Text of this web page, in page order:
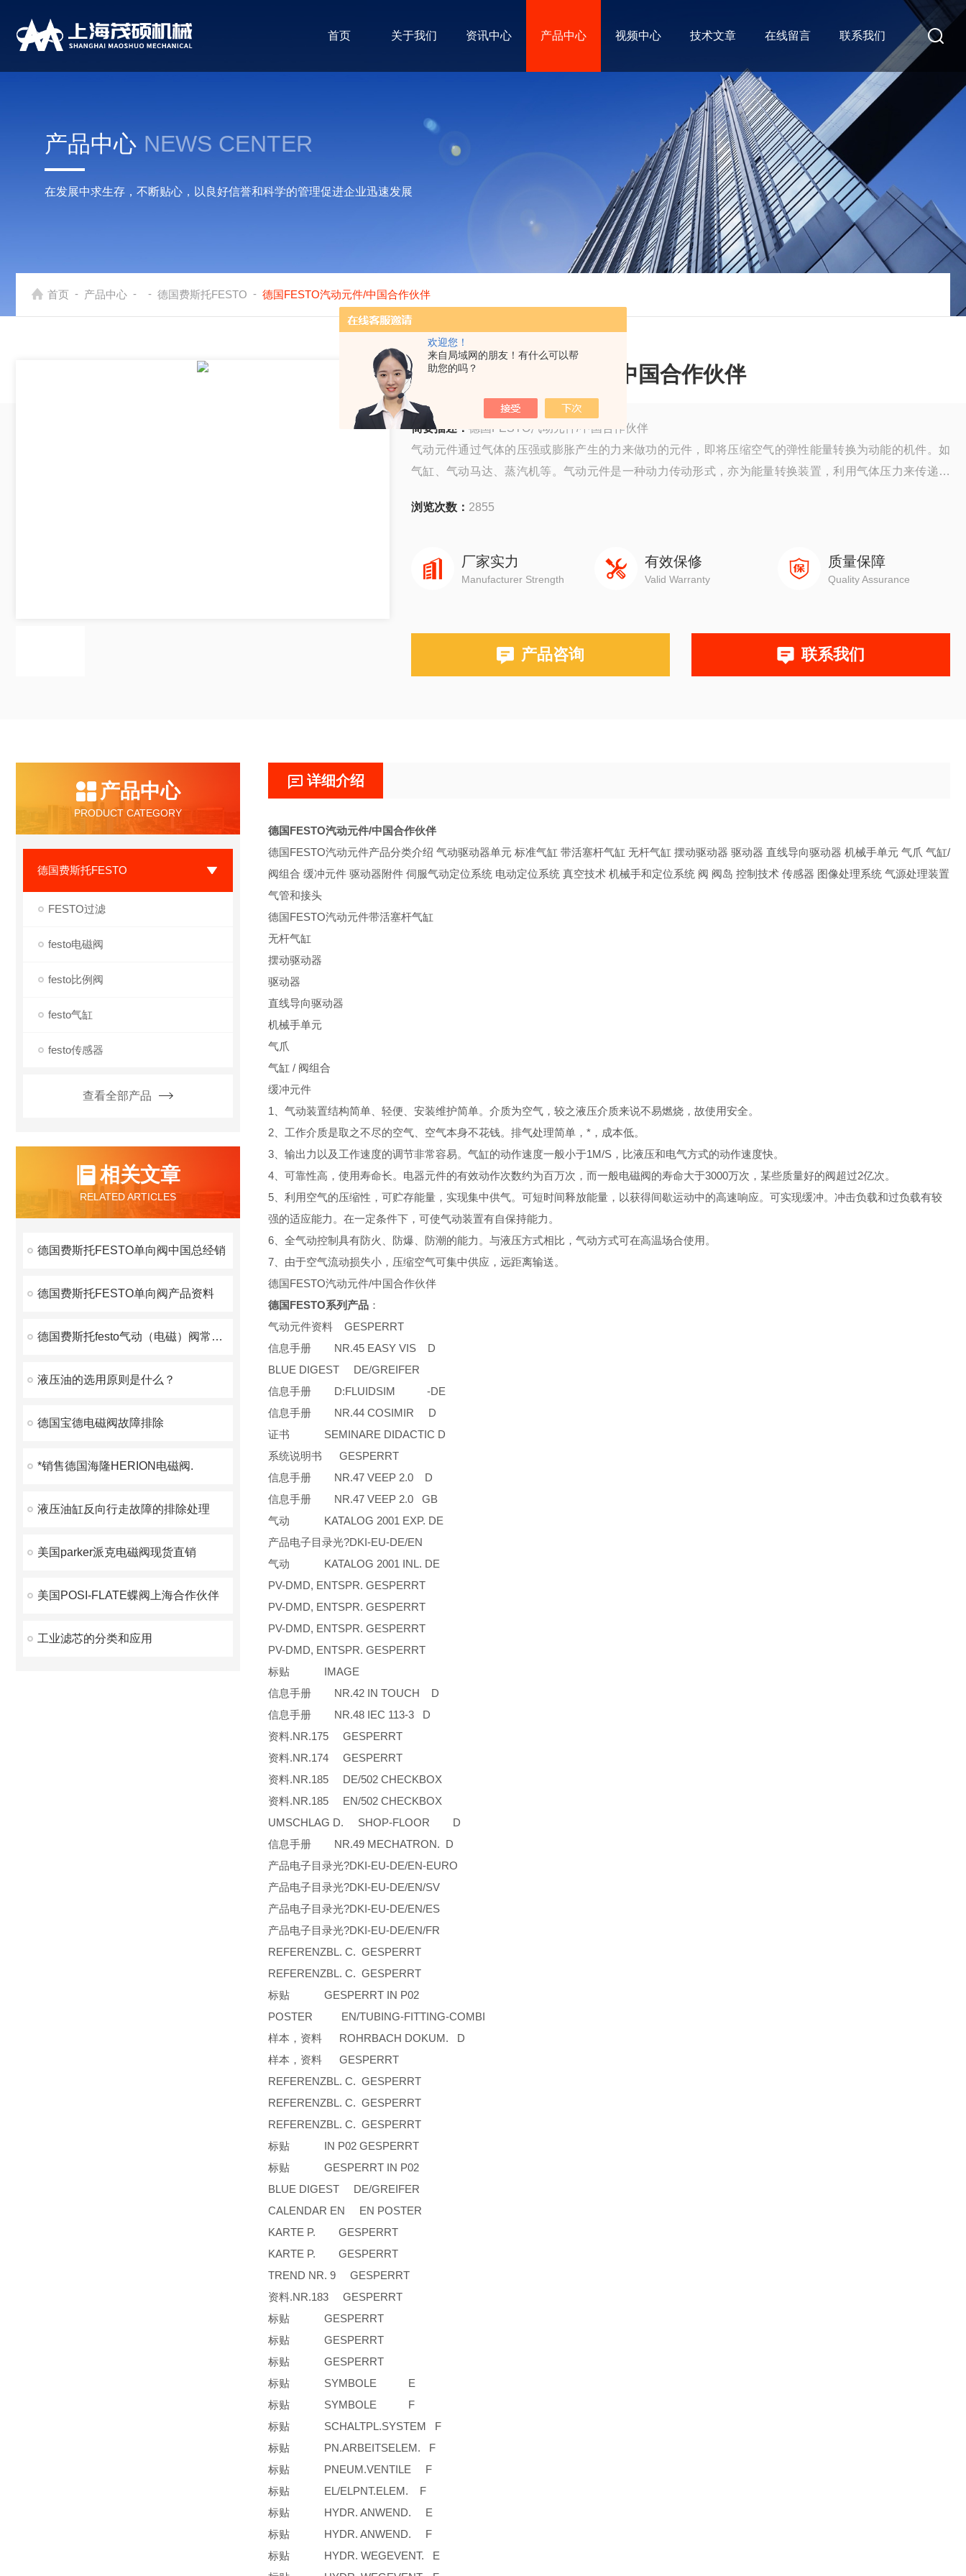
欢迎您！
来自局域网的朋友！有什么可以帮
助您的吗？
首页 关于我们 资讯中心 产品中心 视频中心 技术文章 在线留言 联系我们
产品中心 NEWS CENTER
在发展中求生存，不断贴心，以良好信誉和科学的管理促进企业迅速发展
首页 - 产品中心 - - 德国费斯托FESTO - 德国FESTO汽动元件/中国合作伙伴
德国FESTO汽动元件/中国合作伙伴
简要描述： 德国FESTO汽动元件/中国合作伙伴
气动元件通过气体的压强或膨胀产生的力来做功的元件，即将压缩空气的弹性能量转换为动能的机件。如
气缸、气动马达、蒸汽机等。气动元件是一种动力传动形式，亦为能量转换装置，利用气体压力来传递能
浏览次数： 2855
厂家实力
Manufacturer Strength
有效保修
Valid Warranty
质量保障
Quality Assurance
产品咨询 联系我们
产品中心
PRODUCT CATEGORY
德国费斯托FESTO
FESTO过滤
festo电磁阀
festo比例阀
festo气缸
festo传感器
查看全部产品
相关文章
RELATED ARTICLES
德国费斯托FESTO单向阀中国总经销
德国费斯托FESTO单向阀产品资料
德国费斯托festo气动（电磁）阀常见故障和对策
液压油的选用原则是什么？
德国宝德电磁阀故障排除
*销售德国海隆HERION电磁阀.
液压油缸反向行走故障的排除处理
美国parker派克电磁阀现货直销
美国POSI-FLATE蝶阀上海合作伙伴
工业滤芯的分类和应用
详细介绍
德国FESTO汽动元件/中国合作伙伴
德国FESTO汽动元件产品分类介绍 气动驱动器单元 标准气缸 带活塞杆气缸 无杆气缸 摆动驱动器 驱动器 直线导向驱动器 机械手单元 气爪 气缸/
阀组合 缓冲元件 驱动器附件 伺服气动定位系统 电动定位系统 真空技术 机械手和定位系统 阀 阀岛 控制技术 传感器 图像处理系统 气源处理装置
气管和接头
德国FESTO汽动元件带活塞杆气缸
无杆气缸
摆动驱动器
驱动器
直线导向驱动器
机械手单元
气爪
气缸 / 阀组合
缓冲元件
1、气动装置结构简单、轻便、安装维护简单。介质为空气，较之液压介质来说不易燃烧，故使用安全。
2、工作介质是取之不尽的空气、空气本身不花钱。排气处理简单，*，成本低。
3、输出力以及工作速度的调节非常容易。气缸的动作速度一般小于1M/S，比液压和电气方式的动作速度快。
4、可靠性高，使用寿命长。电器元件的有效动作次数约为百万次，而一般电磁阀的寿命大于3000万次，某些质量好的阀超过2亿次。
5、利用空气的压缩性，可贮存能量，实现集中供气。可短时间释放能量，以获得间歇运动中的高速响应。可实现缓冲。冲击负载和过负载有较
强的适应能力。在一定条件下，可使气动装置有自保持能力。
6、全气动控制具有防火、防爆、防潮的能力。与液压方式相比，气动方式可在高温场合使用。
7、由于空气流动损失小，压缩空气可集中供应，远距离输送。
德国FESTO汽动元件/中国合作伙伴
德国FESTO系列产品 ：
气动元件资料 GESPERRT
信息手册 NR.45 EASY VIS D
BLUE DIGEST DE/GREIFER
信息手册 D:FLUIDSIM -DE
信息手册 NR.44 COSIMIR D
证书 SEMINARE DIDACTIC D
系统说明书 GESPERRT
信息手册 NR.47 VEEP 2.0 D
信息手册 NR.47 VEEP 2.0 GB
气动 KATALOG 2001 EXP. DE
产品电子目录光?DKI-EU-DE/EN
气动 KATALOG 2001 INL. DE
PV-DMD, ENTSPR. GESPERRT
PV-DMD, ENTSPR. GESPERRT
PV-DMD, ENTSPR. GESPERRT
PV-DMD, ENTSPR. GESPERRT
标贴 IMAGE
信息手册 NR.42 IN TOUCH D
信息手册 NR.48 IEC 113-3 D
资料.NR.175 GESPERRT
资料.NR.174 GESPERRT
资料.NR.185 DE/502 CHECKBOX
资料.NR.185 EN/502 CHECKBOX
UMSCHLAG D. SHOP-FLOOR D
信息手册 NR.49 MECHATRON. D
产品电子目录光?DKI-EU-DE/EN-EURO
产品电子目录光?DKI-EU-DE/EN/SV
产品电子目录光?DKI-EU-DE/EN/ES
产品电子目录光?DKI-EU-DE/EN/FR
REFERENZBL. C. GESPERRT
REFERENZBL. C. GESPERRT
标贴 GESPERRT IN P02
POSTER EN/TUBING-FITTING-COMBI
样本，资料 ROHRBACH DOKUM. D
样本，资料 GESPERRT
REFERENZBL. C. GESPERRT
REFERENZBL. C. GESPERRT
REFERENZBL. C. GESPERRT
标贴 IN P02 GESPERRT
标贴 GESPERRT IN P02
BLUE DIGEST DE/GREIFER
CALENDAR EN EN POSTER
KARTE P. GESPERRT
KARTE P. GESPERRT
TREND NR. 9 GESPERRT
资料.NR.183 GESPERRT
标贴 GESPERRT
标贴 GESPERRT
标贴 GESPERRT
标贴 SYMBOLE E
标贴 SYMBOLE F
标贴 SCHALTPL.SYSTEM F
标贴 PN.ARBEITSELEM. F
标贴 PNEUM.VENTILE F
标贴 EL/ELPNT.ELEM. F
标贴 HYDR. ANWEND. E
标贴 HYDR. ANWEND. F
标贴 HYDR. WEGEVENT. E